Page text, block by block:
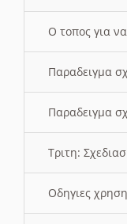
O τοπος για
Παραδειγμα
Παραδειγμα
Τριτη:
Οδηγιες